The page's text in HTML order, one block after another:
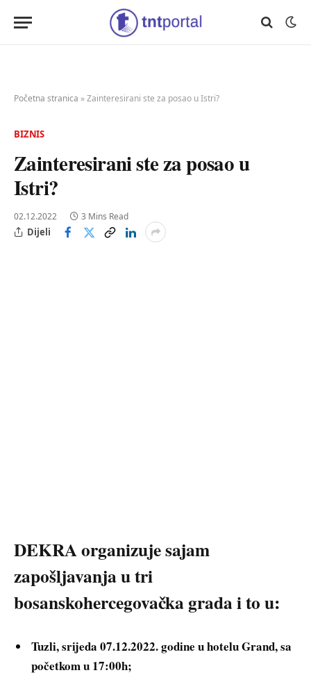
Početna stranica »Zainteresirani ste za posao u Istri?
BIZNIS
Zainteresirani ste za posao u
Istri?
02.12.2022 3 Mins Read
Dijeli
DEKRA organizuje sajam
zapošljavanja u tri
bosanskohercegovačka grada i to u:
Tuzli, srijeda 07.12.2022. godine u hotelu Grand, sa
početkom u 17:00h;